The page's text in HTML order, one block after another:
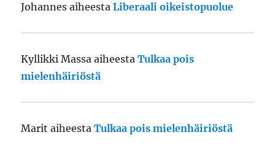
Johannes aiheestaLiberaali oikeistopuolue
Kyllikki Massa aiheestaTulkaa pois
mielenhäiriöstä
Marit aiheestaTulkaa pois mielenhäiriöstä